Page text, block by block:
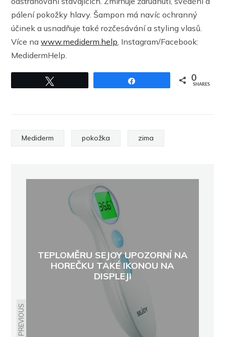
pálení pokožky hlavy. Šampon má navíc ochranný
účinek a usnadňuje také rozčesávání a styling vlasů.
Více nawww.mediderm.help, Instagram/Facebook:
MedidermHelp.
0
SHARES
Mediderm pokožka zima
PREVIOUS
TEPLOMĚRU SEJOY UPOZORNÍ NA
HOREČKU TAKÉ IKONOU NA
DISPLEJI